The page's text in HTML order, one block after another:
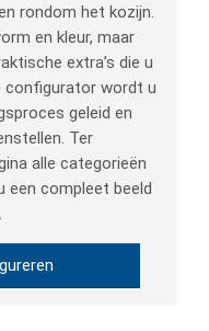
rondom het kozijn.
en kleur, maar
extra’s die u
configurator wordt u
geleid en
Ter
alle categorieën
een compleet beeld